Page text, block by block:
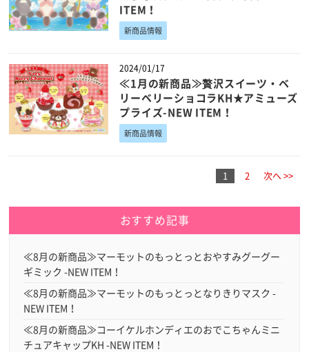
ITEM！
新商品情報
2024/01/17
≪1月の新商品≫贅沢スイーツ・ベ
リーベリーショコラKH★アミューズ
プライズ-NEW ITEM！
新商品情報
1 2 次へ >>
おすすめ記事
≪8月の新商品≫マーモットのもっとっとおやすみグーグー
ギミック -NEW ITEM！
≪8月の新商品≫マーモットのもっとっとなりきりマスク -
NEW ITEM！
≪8月の新商品≫コーイケルホンディエのおでこちゃんミニ
チュアキャップKH -NEW ITEM！